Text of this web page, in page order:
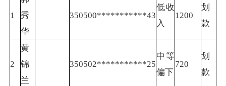
1
秀
华
350500***********43
低收
入
1200
划
款
2
黄
锦
兰
350502***********25
中等
偏下
720
划
款